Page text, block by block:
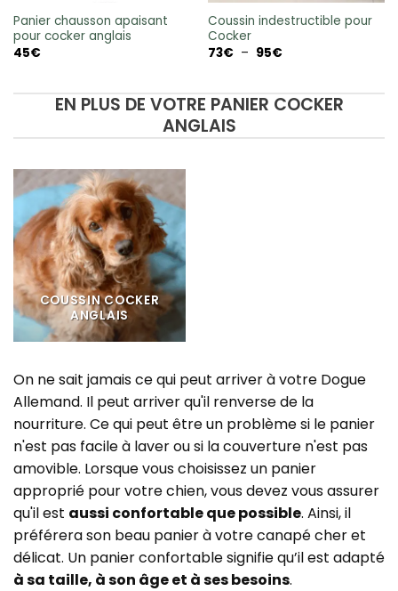
Panier chausson apaisant
pour cocker anglais
45€
Coussin indestructible pour
Cocker
73€ – 95€Plage
à
95€
EN PLUS DE VOTRE PANIER COCKER
ANGLAIS
COUSSIN COCKER
ANGLAIS
On ne sait jamais ce qui peut arriver à votre Dogue
Allemand. Il peut arriver qu'il renverse de la
nourriture. Ce qui peut être un problème si le panier
n'est pas facile à laver ou si la couverture n'est pas
amovible. Lorsque vous choisissez un panier
approprié pour votre chien, vous devez vous assurer
qu'il est aussi confortable que possible. Ainsi, il
préférera son beau panier à votre canapé cher et
délicat. Un panier confortable signifie qu’il est adapté
à sa taille, à son âge et à ses besoins.